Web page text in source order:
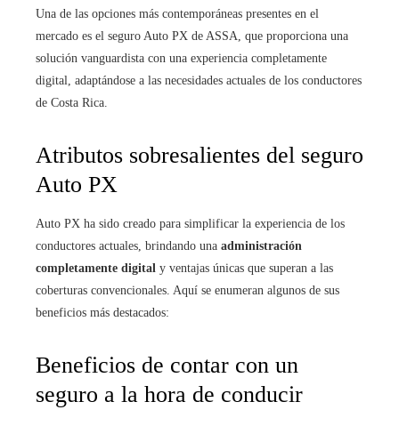
Una de las opciones más contemporáneas presentes en el
mercado es el seguro Auto PX de ASSA, que proporciona una
solución vanguardista con una experiencia completamente
digital, adaptándose a las necesidades actuales de los conductores
de Costa Rica.
Atributos sobresalientes del seguro
Auto PX
Auto PX ha sido creado para simplificar la experiencia de los
conductores actuales, brindando una administración
completamente digital y ventajas únicas que superan a las
coberturas convencionales. Aquí se enumeran algunos de sus
beneficios más destacados:
Beneficios de contar con un
seguro a la hora de conducir